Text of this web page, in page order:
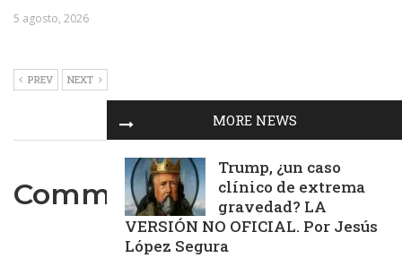
5 agosto, 2026
PREV NEXT
Comments are closed.
MORE NEWS
Trump, ¿un caso
clínico de extrema
gravedad? LA
VERSIÓN NO OFICIAL. Por Jesús
López Segura